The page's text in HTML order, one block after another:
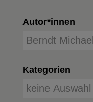
Autor*innen
Kategorien